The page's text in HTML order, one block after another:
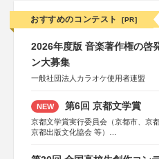
おすすめのコンテスト [PR]
2026年度版 音楽著作権の啓
ン大募集
一般社団法人カラオケ使用者連盟
NEW 第6回 京都文学賞
京都文学賞実行委員会（京都市、京
京都出版文化協会 等）
KADOKAWA、河出書房新社、幻冬